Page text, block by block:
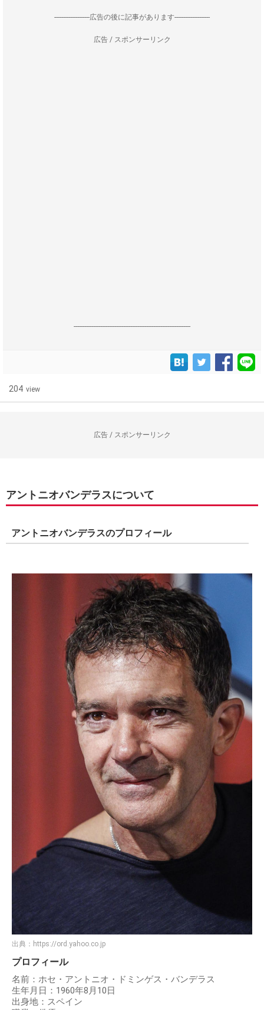
--------------------広告の後に記事があります--------------------
広告 / スポンサーリンク
------------------------------------------------------------------
204 view
広告 / スポンサーリンク
アントニオバンデラスについて
アントニオバンデラスのプロフィール
出典： https://ord.yahoo.co.jp
プロフィール
名前：ホセ・アントニオ・ドミンゲス・バンデラス
生年月日：1960年8月10日
出身地：スペイン